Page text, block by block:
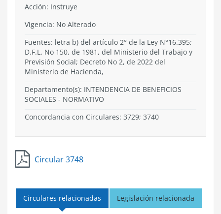
Acción: Instruye
Vigencia: No Alterado
Fuentes: letra b) del artículo 2° de la Ley N°16.395;
D.F.L. No 150, de 1981, del Ministerio del Trabajo y
Previsión Social; Decreto No 2, de 2022 del
Ministerio de Hacienda,
Departamento(s): INTENDENCIA DE BENEFICIOS
SOCIALES - NORMATIVO
Concordancia con Circulares: 3729; 3740
Circular 3748
Circulares relacionadas Legislación relacionada